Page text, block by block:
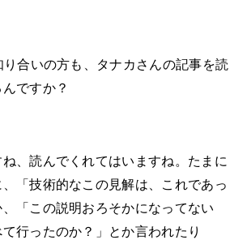
合いの方も、タナカさんの記事を読
ですか？
、読んでくれてはいますね。たまに
「技術的なこの見解は、これであっ
「この説明おろそかになってない
行ったのか？」とか言われたり